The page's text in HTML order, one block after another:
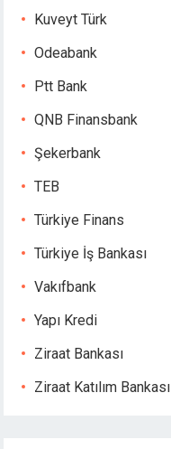
Kuveyt Türk
Odeabank
Ptt Bank
QNB Finansbank
Şekerbank
TEB
Türkiye Finans
Türkiye İş Bankası
Vakıfbank
Yapı Kredi
Ziraat Bankası
Ziraat Katılım Bankası